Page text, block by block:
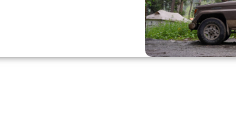
Alışverişe